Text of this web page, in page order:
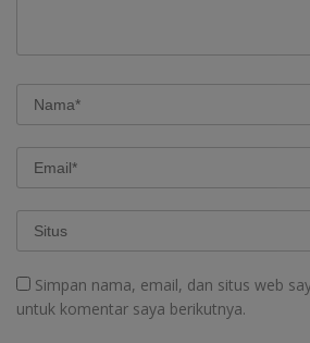
Simpan nama, email, dan situs web
untuk komentar saya berikutnya.